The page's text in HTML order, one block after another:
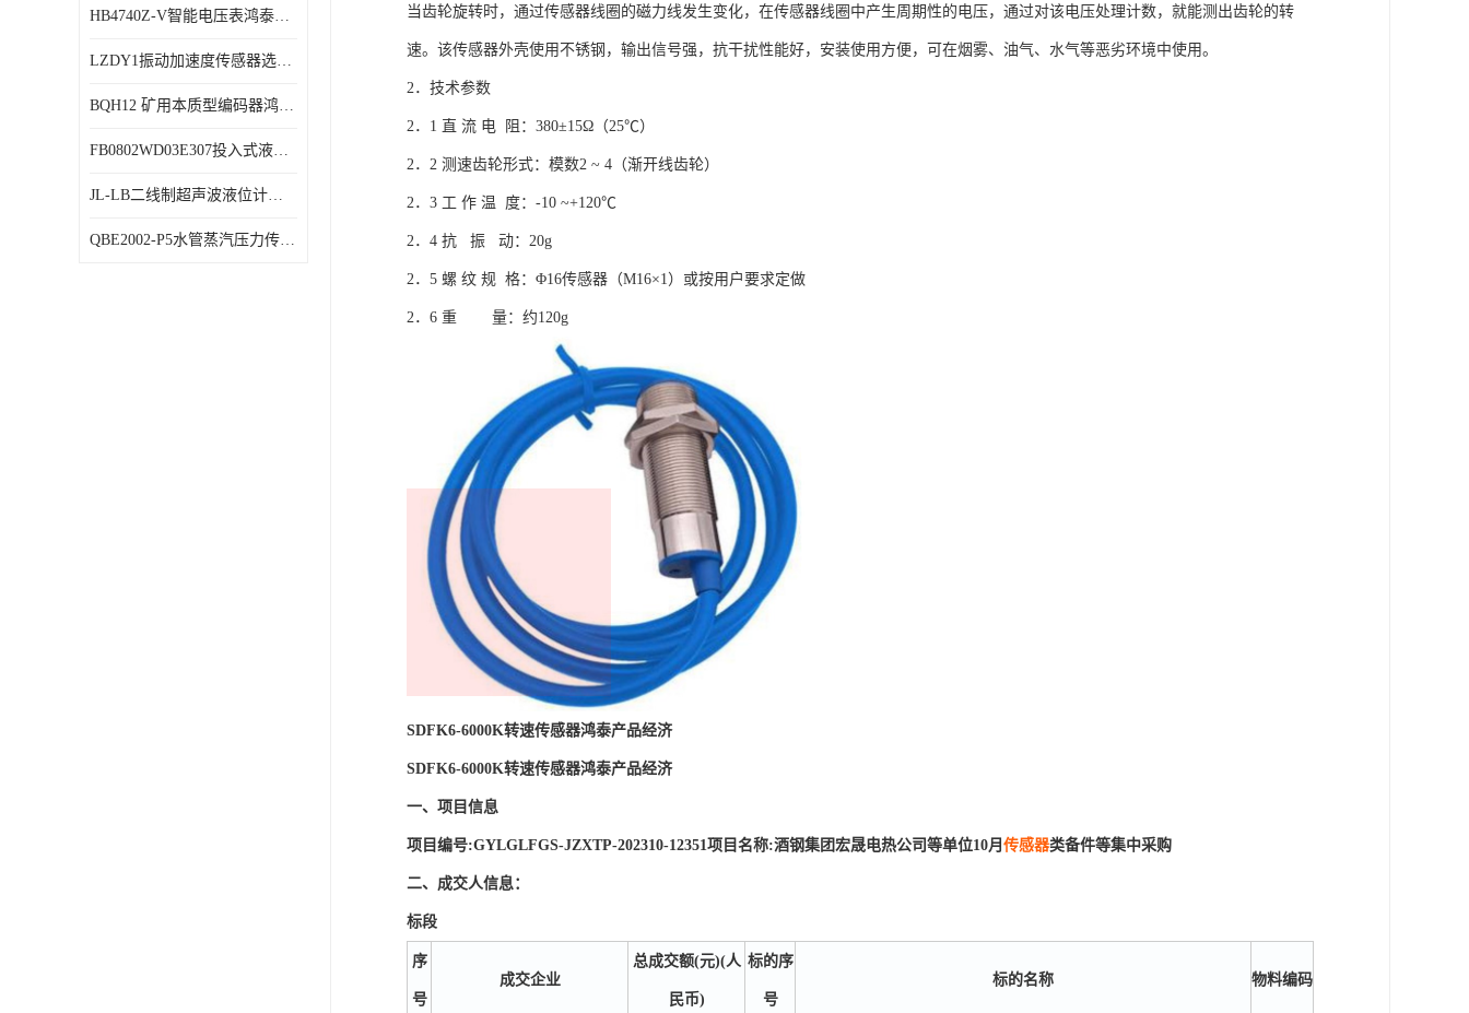
HB4740Z-V智能电压表鸿泰产品外形美观大方
LZDY1振动加速度传感器选型资料
BQH12 矿用本质型编码器鸿泰产品实物展示
FB0802WD03E307投入式液位计鸿泰产品选型参数
JL-LB二线制超声波液位计鸿泰产品外形美观大方
QBE2002-P5水管蒸汽压力传感器西门子产品技术规格
当齿轮旋转时，通过传感器线圈的磁力线发生变化，在传感器线圈中产生周期性的电压，通过对该电压处理计数，就能测出齿轮的转
速。该传感器外壳使用不锈钢，输出信号强，抗干扰性能好，安装使用方便，可在烟雾、油气、水气等恶劣环境中使用。
2．技术参数
2．1 直 流 电 阻：380±15Ω（25℃）
2．2 测速齿轮形式：模数2 ~ 4（渐开线齿轮）
2．3 工 作 温 度：-10 ~+120℃
2．4 抗 振 动：20g
2．5 螺 纹 规 格：Φ16传感器（M16×1）或按用户要求定做
2．6 重 量：约120g
SDFK6-6000K转速传感器鸿泰产品经济
SDFK6-6000K转速传感器鸿泰产品经济
一、项目信息
项目编号:GYLGLFGS-JZXTP-202310-12351项目名称:酒钢集团宏晟电热公司等单位10月 传感器类备件等集中采购
二、成交人信息：
标段
序
号
成交企业
总成交额(元)(人
民币)
标的序
号
标的名称 物料编码